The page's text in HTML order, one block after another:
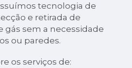
tecnologia de
e retirada de
gás sem a necessidade
ou paredes.
os serviços de: